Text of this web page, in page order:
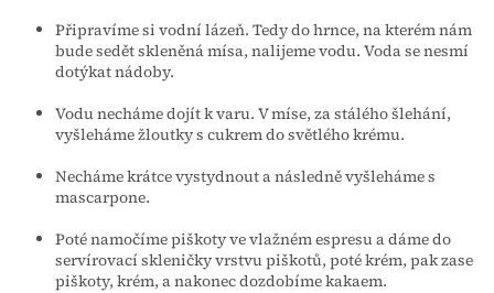
Připravíme si vodní lázeň. Tedy do hrnce, na kterém nám
bude sedět skleněná mísa, nalijeme vodu. Voda se nesmí
dotýkat nádoby.
Vodu necháme dojít k varu. V míse, za stálého šlehání,
vyšleháme žloutky s cukrem do světlého krému.
Necháme krátce vystydnout a následně vyšleháme s
mascarpone.
Poté namočíme piškoty ve vlažném espresu a dáme do
servírovací skleničky vrstvu piškotů, poté krém, pak zase
piškoty, krém, a nakonec dozdobíme kakaem.